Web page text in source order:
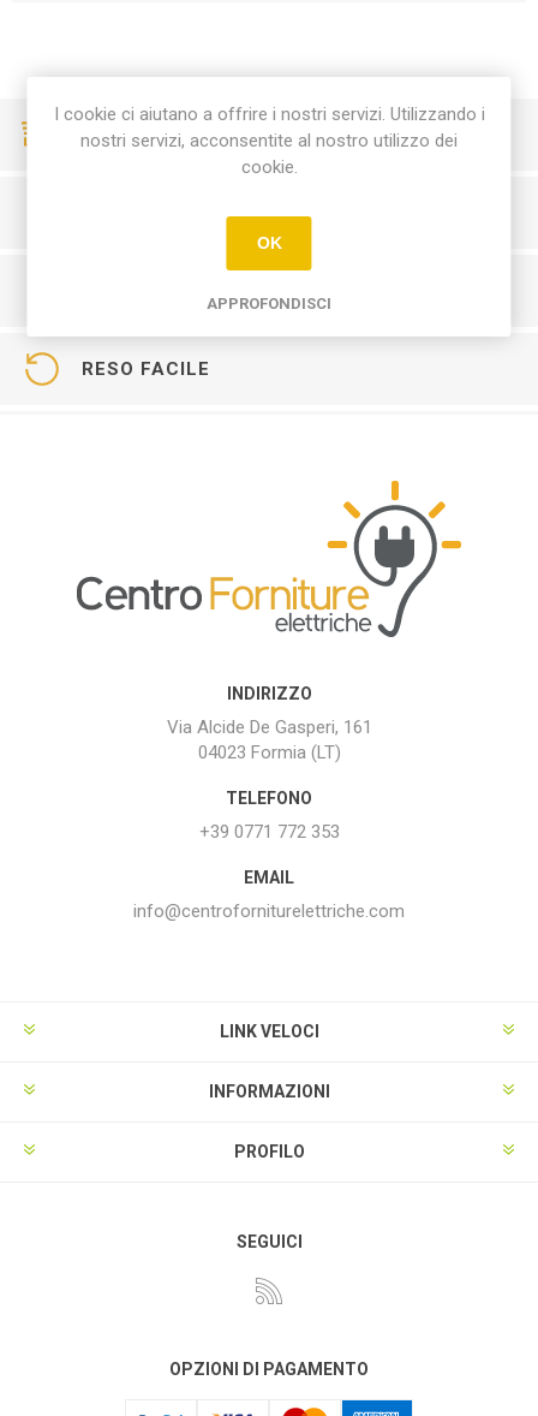
CONSEGNE VELOCI
PAGAMENTI SICURI
RESO FACILE
INDIRIZZO
Via Alcide De Gasperi, 161
04023 Formia (LT)
TELEFONO
+39 0771 772 353
EMAIL
info@centroforniturelettriche.com
LINK VELOCI
INFORMAZIONI
PROFILO
SEGUICI
OPZIONI DI PAGAMENTO
I cookie ci aiutano a offrire i nostri servizi. Utilizzando i
nostri servizi, acconsentite al nostro utilizzo dei
cookie.
OK
APPROFONDISCI